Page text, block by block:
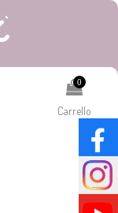
0
Carrello